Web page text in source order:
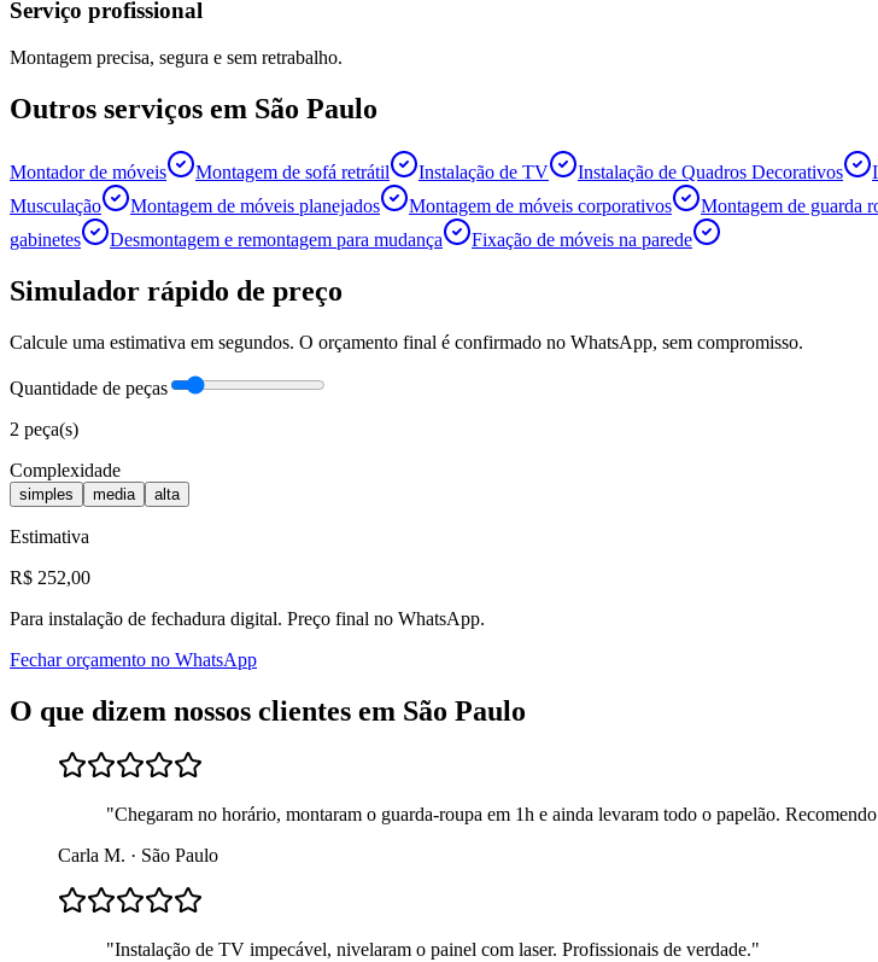
Serviço profissional
Montagem precisa, segura e sem retrabalho.
Outros serviços em São Paulo
Montador de móveis Montagem de sofá retrátil Instalação de TV Instalação de Quadros Decorativos
Musculação
Montagem de móveis planejados Montagem de móveis corporativos Montagem de guarda
gabinetes
Desmontagem e remontagem para mudança Fixação de móveis na parede
Simulador rápido de preço
Calcule uma estimativa em segundos. O orçamento final é confirmado no WhatsApp, sem compromisso.
Quantidade de peças
2 peça(s)
Complexidade
simples media alta
Estimativa
R$ 252,00
Para instalação de fechadura digital. Preço final no WhatsApp.
Fechar orçamento no WhatsApp
O que dizem nossos clientes em São Paulo
"Chegaram no horário, montaram o guarda-roupa em 1h e ainda levaram todo o papelão.
Carla M. · São Paulo
"Instalação de TV impecável, nivelaram o painel com laser. Profissionais de verdade."